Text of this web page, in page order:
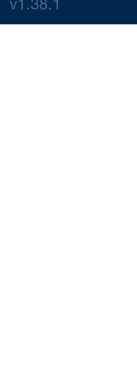
v1.38.1